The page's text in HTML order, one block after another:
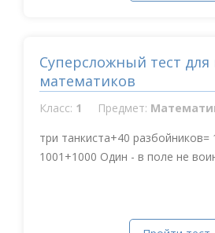
Суперсложный тест для
математиков
Класс: 1 Предмет:
три танкиста+40
1001+1000 Один - в поле не